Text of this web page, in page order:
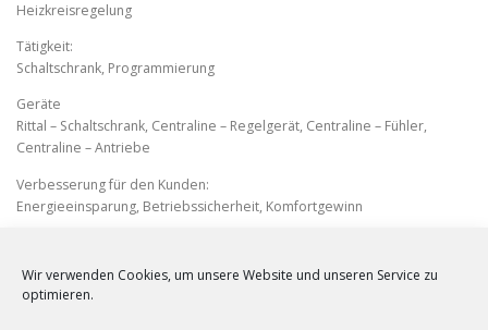
Wir verwenden Cookies, um unsere Website und unseren Service zu
optimieren.
Heizkreisregelung
Tätigkeit:
Schaltschrank, Programmierung
Geräte
Rittal – Schaltschrank, Centraline – Regelgerät, Centraline – Fühler,
Centraline – Antriebe
Verbesserung für den Kunden:
Energieeinsparung, Betriebssicherheit, Komfortgewinn